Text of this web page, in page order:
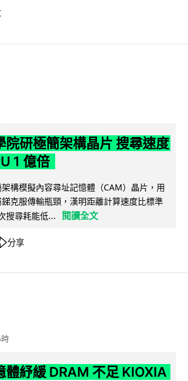
院研極簡架構晶片 搜尋速度
1 億倍
構模擬內容尋址記憶體（CAM）晶片，用
克服傳輸瓶頸，漢明距離計算速度比標準
搜尋耗能低...
閱讀全文
分享
體紓緩 DRAM 不足 KIOXIA